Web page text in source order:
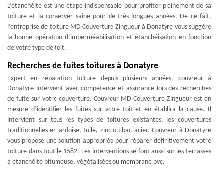
L’étanchéité est une étape indispensable pour profiter pleinement de sa
toiture et la conserver saine pour de très longues années. De ce fait,
l’entreprise de toiture MD Couverture Zingueur à Donatyre vous suggère
la bonne opération d’imperméabilisation et étanchéisation en fonction
de votre type de toit.
Recherches de fuites toitures à Donatyre
Expert en réparation toiture depuis plusieurs années, couvreur à
Donatyre intervient avec compétence et assurance lors des recherches
de fuite sur votre couverture. Couvreur MD Couverture Zingueur est en
mesure d’identifier les fuites sur votre toit et en établira la cause. Il
intervient sur tous les types de toitures existantes, les couvertures
traditionnelles en ardoise, tuile, zinc ou bac acier. Couvreur à Donatyre
vous propose une solution appropriée pour réparer définitivement votre
toiture dans tout le 1582. Les interventions se font aussi sur les terrasses
à étanchéité bitumeuse, végétalisées ou membrane pvc.